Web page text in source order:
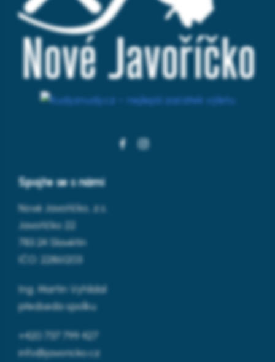
Spojte se s námi
Nové Javoříčko, z.s.
Javoříčko 22
783 24 Slavětín
IČO: 22861203
Ing. Martin Vyhlídal
předseda spolku
+420 737 799 427
info@javoricko.cz